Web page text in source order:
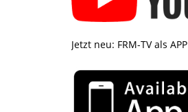
Jetzt neu: FRM-TV als APP